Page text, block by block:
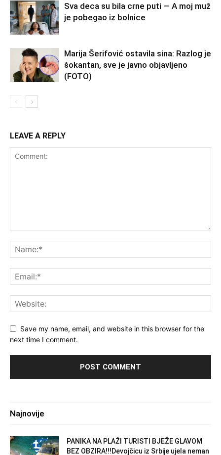
Sva deca su bila crne puti — A moj muž
je pobegao iz bolnice
Marija Šerifović ostavila sina: Razlog je
šokantan, sve je javno objavljeno
(FOTO)
LEAVE A REPLY
Save my name, email, and website in this browser for the
next time I comment.
Najnovije
PANIKA NA PLAŽI TURISTI BJEŽE GLAVOM
BEZ OBZIRA!!!Devojčicu iz Srbije ujela neman